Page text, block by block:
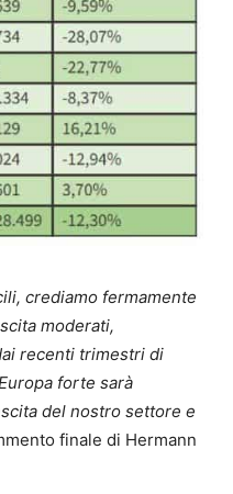
crediamo fermamente
moderati,
recenti trimestri di
forte sarà
del nostro settore e
finale di Hermann